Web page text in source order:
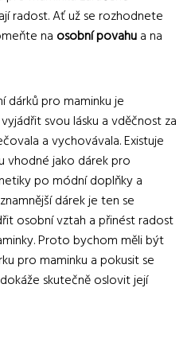
radost. Ať už se rozhodnete
na osobní povahua na
dárků pro maminku je
svou lásku a vděčnost za
a vychovávala. Existuje
vhodné jako dárek pro
po módní doplňky a
dárek je ten se
osobní vztah a přinést radost
Proto bychom měli být
pro maminku a pokusit se
skutečně oslovit její